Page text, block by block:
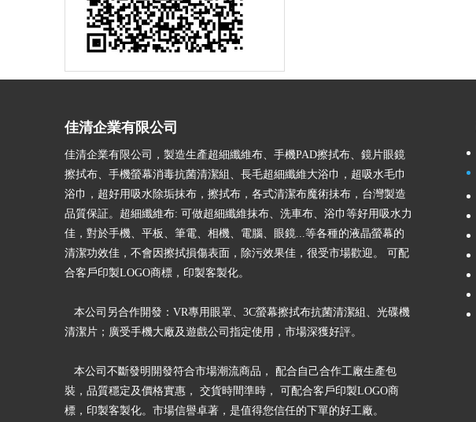
佳清企業有限公司
佳清企業有限公司，製造生產超細纖維布、手機PAD擦拭布、鏡片眼鏡
擦拭布、手機螢幕消毒抗菌清潔組、長毛超細纖維大浴巾，超吸水毛巾
浴巾，超好用吸水除垢抹布，擦拭布，各式清潔布魔術抺布，台灣製造
品質保証。超細纖維布: 可做超細纖維抹布、洗車布、浴巾等好用吸水力
佳，對於手機、平板、筆電、相機、電腦、眼鏡...等各種的液晶螢幕的
清潔功效佳，不會因擦拭損傷表面，除污效果佳，很受市場歡迎。 可配
合客戶印製LOGO商標，印製客製化。
本公司另合作開發：VR專用眼罩、3C螢幕擦拭布抗菌清潔組、光碟機
清潔片；廣受手機大廠及遊戲公司指定使用，市場深獲好評。
本公司不斷發明開發符合市場潮流商品， 配合自己合作工廠生產包
裝，品質穩定及價格實惠， 交貨時間準時， 可配合客戶印製LOGO商
標，印製客製化。市場信譽卓著，是值得您信任的下單的好工廠。